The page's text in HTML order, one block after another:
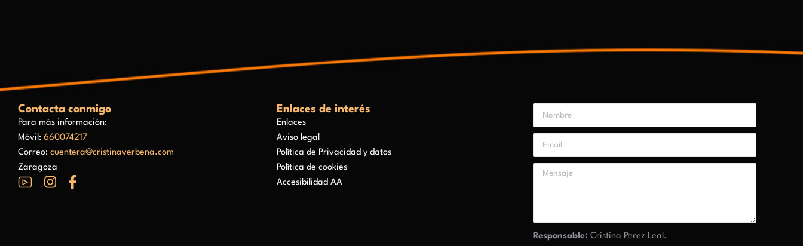
Contacta conmigo
Para más información:
Móvil: 660074217
Correo: cuentera@cristinaverbena.com
Zaragoza
Enlaces de interés
Enlaces
Aviso legal
Política de Privacidad y datos
Política de cookies
Accesibilidad AA
Responsable: Cristina Perez Leal.